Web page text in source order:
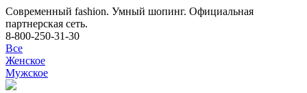
Современный fashion. Умный шопинг. Официальная
партнерская сеть.
8-800-250-31-30
Все
Женское
Мужское